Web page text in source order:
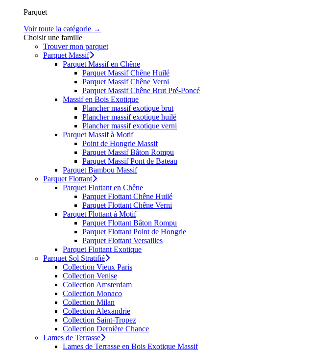
Parquet
Voir toute la catégorie →
Choisir une famille
Trouver mon parquet
Parquet Massif
Parquet Massif en Chêne
Parquet Massif Chêne Huilé
Parquet Massif Chêne Verni
Parquet Massif Chêne Brut Pré-Poncé
Massif en Bois Exotique
Plancher massif exotique brut
Plancher massif exotique huilé
Plancher massif exotique verni
Parquet Massif à Motif
Point de Hongrie Massif
Parquet Massif Bâton Rompu
Parquet Massif Pont de Bateau
Parquet Bambou Massif
Parquet Flottant
Parquet Flottant en Chêne
Parquet Flottant Chêne Huilé
Parquet Flottant Chêne Verni
Parquet Flottant à Motif
Parquet Flottant Bâton Rompu
Parquet Flottant Point de Hongrie
Parquet Flottant Versailles
Parquet Flottant Exotique
Parquet Sol Stratifié
Collection Vieux Paris
Collection Venise
Collection Amsterdam
Collection Monaco
Collection Milan
Collection Alexandrie
Collection Saint-Tropez
Collection Dernière Chance
Lames de Terrasse
Lames de Terrasse en Bois Exotique Massif